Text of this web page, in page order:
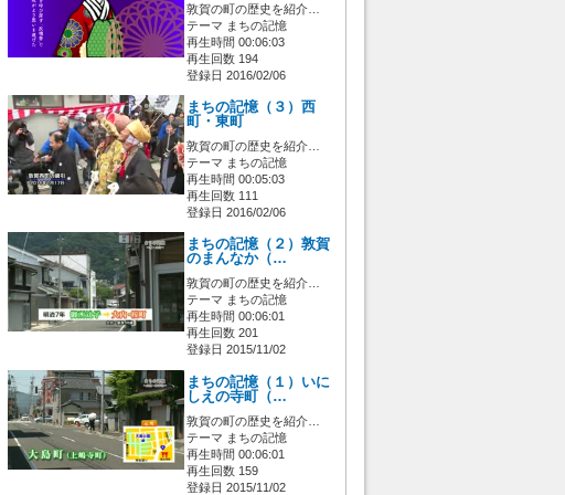
敦賀の町の歴史を紹介…
テーマ まちの記憶
再生時間 00:06:03
再生回数 194
登録日 2016/02/06
まちの記憶（３）西
町・東町
敦賀の町の歴史を紹介…
テーマ まちの記憶
再生時間 00:05:03
再生回数 111
登録日 2016/02/06
まちの記憶（２）敦賀
のまんなか（…
敦賀の町の歴史を紹介…
テーマ まちの記憶
再生時間 00:06:01
再生回数 201
登録日 2015/11/02
まちの記憶（１）いに
しえの寺町（…
敦賀の町の歴史を紹介…
テーマ まちの記憶
再生時間 00:06:01
再生回数 159
登録日 2015/11/02